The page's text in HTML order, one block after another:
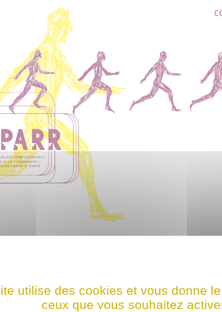
! Ce film n'est programmé actuellement dans aucune structure
utilise des cookies et vous donne
ceux que vous souhaitez